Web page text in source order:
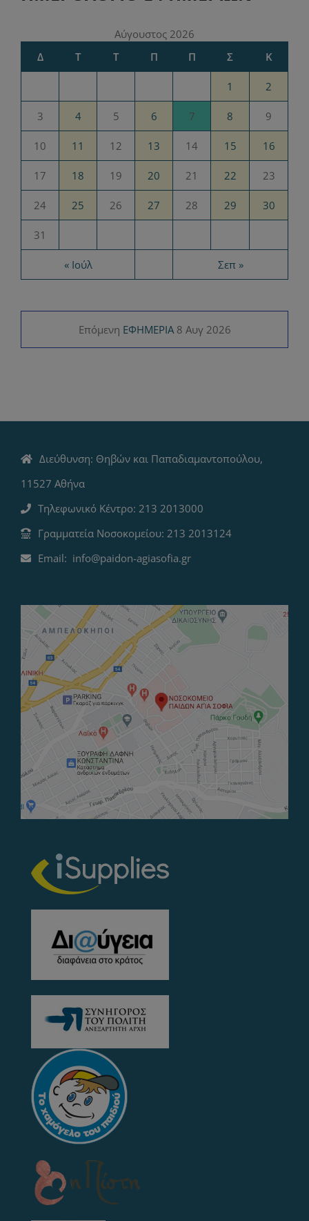
Αύγουστος 2026
Δ
Τ Τ Π Π Σ Κ
1 2
3 4 5 6 7 8 9
10 11 12 13 14 15 16
17 18 19 20 21 22 23
24 25 26 27 28 29 30
31
« Ιούλ Σεπ »
Επόμενη ΕΦΗΜΕΡΙΑ8 Αυγ 2026
Διεύθυνση: Θηβών και Παπαδιαμαντοπούλου,
11527 Αθήνα
Τηλεφωνικό Κέντρο: 213 2013000
Γραμματεία Νοσοκομείου: 213 2013124
Email: info@paidon-agiasofia.gr